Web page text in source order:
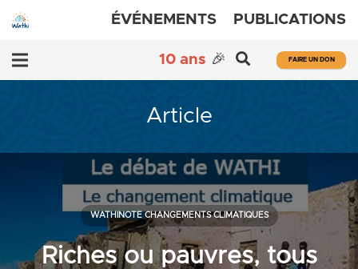
ÉVÉNEMENTS PUBLICATIONS
10 ans 🎉 FAIRE UN DON
Article
Riches ou pauvres, tous
WATHINOTE CHANGEMENTS CLIMATIQUES